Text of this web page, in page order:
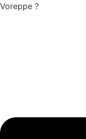
Voreppe ?